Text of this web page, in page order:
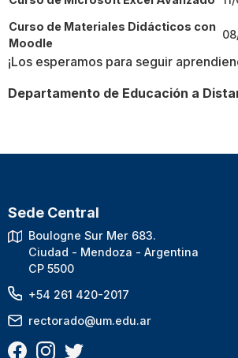
Curso de Materiales Didácticos con
Moodle
¡Los esperamos para seguir
Departamento de Educación a
Sede Central
Boulogne Sur Mer 683.
Ciudad - Mendoza - Argentina
CP 5500
+54 261 420-2017
rectorado@um.edu.ar